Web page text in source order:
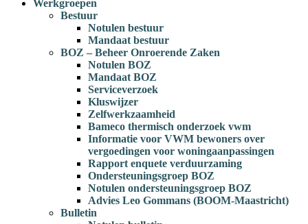
Werkgroepen
Bestuur
Notulen bestuur
Mandaat bestuur
BOZ – Beheer Onroerende Zaken
Notulen BOZ
Mandaat BOZ
Serviceverzoek
Kluswijzer
Zelfwerkzaamheid
Bameco thermisch onderzoek vwm
Informatie voor VWM bewoners over
vergoedingen voor woningaanpassingen
Rapport enquete verduurzaming
Ondersteuningsgroep BOZ
Notulen ondersteuningsgroep BOZ
Advies Leo Gommans (BOOM-Maastricht)
Bulletin